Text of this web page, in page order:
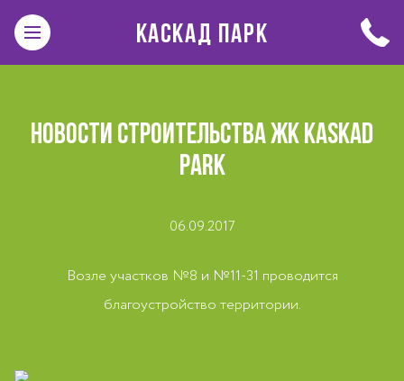
КАСКАД ПАРК
НОВОСТИ СТРОИТЕЛЬСТВА ЖК KASKAD
PARK
06.09.2017
Возле участков №8 и №11-31 проводится
благоустройство территории.